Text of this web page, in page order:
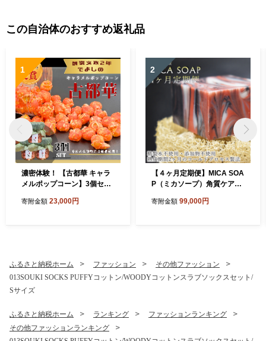
この自治体のおすすめ返礼品
1
濃密体験！ 【古都華 キャラ
メルポップコーン】3個セッ
イーツ お菓子 プレゼント ギ
寄附金額 23,000円
2
【４ヶ月定期便】MICA SOA
P（ミカソープ）角質ケア＆
寄附金額 99,000円
ふるさと納税ホーム ファッション
その他ファッション
013SOUKI SOCKS PUFFYコットン/WOODYコットンスラブソックスセット/
Sサイズ
ふるさと納税ホーム ランキング
ファッションランキング
その他ファッションランキング